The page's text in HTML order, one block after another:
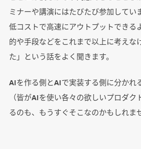
ミナーや講演にはたびたび参加してい
低コストで高速にアウトプットできる
的や手段などをこれまで以上に考えな
た」という話をよく聞きます。
AIを作る側とAIで実装する側に分かれ
（皆がAIを使い各々の欲しいプロダ
るのも、もうすぐそこなのかもしれま